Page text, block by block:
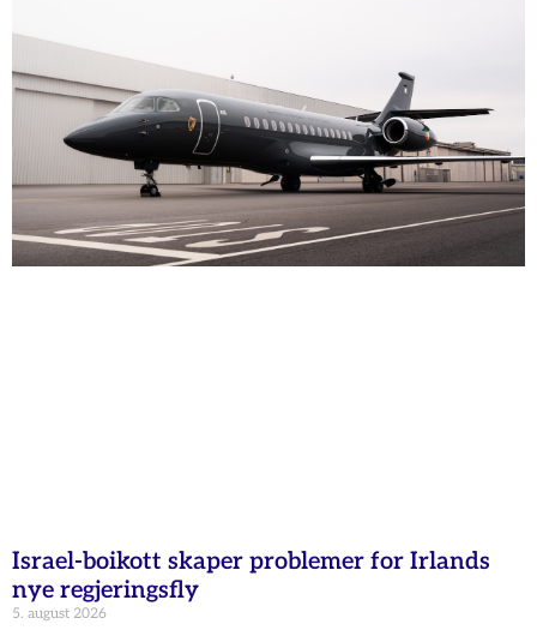
Israel-boikott skaper problemer for Irlands
nye regjeringsfly
5. august 2026